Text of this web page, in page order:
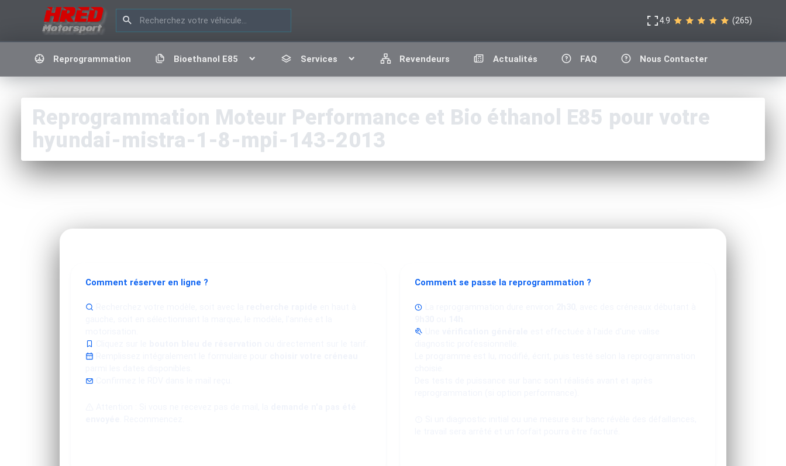
4.9 (265)
Reprogrammation Bioethanol E85 Services Revendeurs Actualités FAQ Nous Contacter
Reprogrammation Moteur Performance et Bio éthanol E85 pour votre
hyundai-mistra-1-8-mpi-143-2013
Comment réserver en ligne ? Comment se passe la reprogrammation ?